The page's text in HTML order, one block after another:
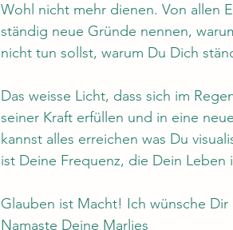
Wohl nicht mehr dienen. Von allen
ständig neue Gründe nennen,
nicht tun sollst, warum Du Dich
Das weisse Licht, dass sich im
seiner Kraft erfüllen und in eine
kannst alles erreichen was Du
ist Deine Frequenz, die Dein Leben
Glauben ist Macht! Ich wünsche
Namaste Deine Marlies